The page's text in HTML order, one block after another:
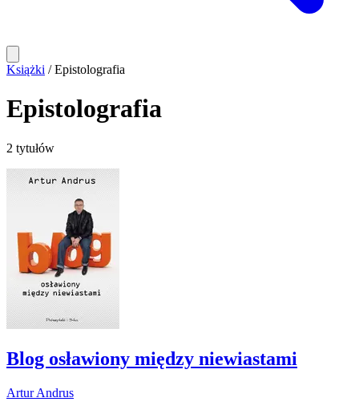
Książki / Epistolografia
Epistolografia
2 tytułów
Blog osławiony między niewiastami
Artur Andrus